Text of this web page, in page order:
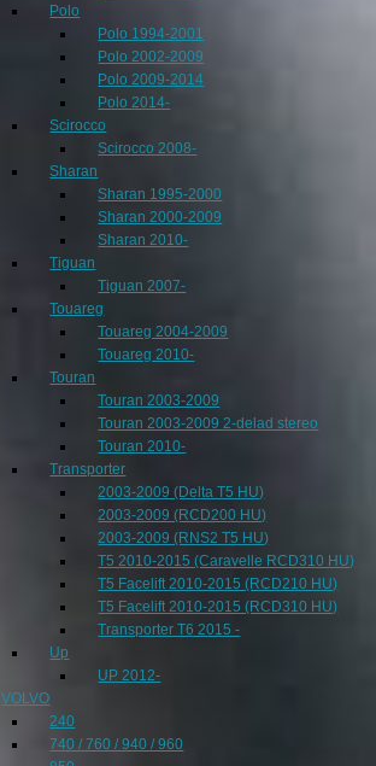
Polo
Polo 1994-2001
Polo 2002-2009
Polo 2009-2014
Polo 2014-
Scirocco
Scirocco 2008-
Sharan
Sharan 1995-2000
Sharan 2000-2009
Sharan 2010-
Tiguan
Tiguan 2007-
Touareg
Touareg 2004-2009
Touareg 2010-
Touran
Touran 2003-2009
Touran 2003-2009 2-delad stereo
Touran 2010-
Transporter
2003-2009 (Delta T5 HU)
2003-2009 (RCD200 HU)
2003-2009 (RNS2 T5 HU)
T5 2010-2015 (Caravelle RCD310 HU)
T5 Facelift 2010-2015 (RCD210 HU)
T5 Facelift 2010-2015 (RCD310 HU)
Transporter T6 2015 -
Up
UP 2012-
VOLVO
240
740 / 760 / 940 / 960